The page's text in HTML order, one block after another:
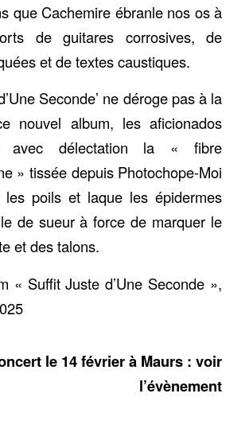
que Cachemire ébranle nos os à
de guitares corrosives, de
et de textes caustiques.
Seconde’ ne déroge pas à la
nouvel album, les aficionados
avec délectation la « fibre
» tissée depuis Photochope-Moi
les poils et laque les épidermes
de sueur à force de marquer le
et des talons.
« Suffit Juste d’Une Seconde »,
le 14 février à Maurs : voir
l’évènement